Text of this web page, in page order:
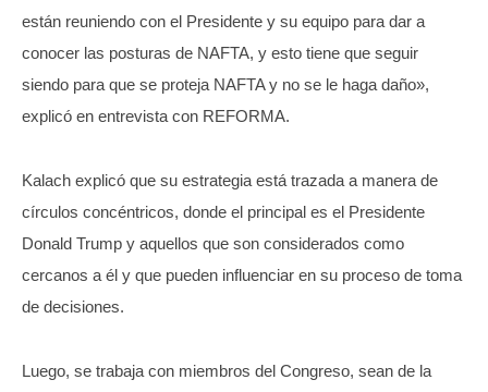
están reuniendo con el Presidente y su equipo para dar a
conocer las posturas de NAFTA, y esto tiene que seguir
siendo para que se proteja NAFTA y no se le haga daño»,
explicó en entrevista con REFORMA.
Kalach explicó que su estrategia está trazada a manera de
círculos concéntricos, donde el principal es el Presidente
Donald Trump y aquellos que son considerados como
cercanos a él y que pueden influenciar en su proceso de toma
de decisiones.
Luego, se trabaja con miembros del Congreso, sean de la